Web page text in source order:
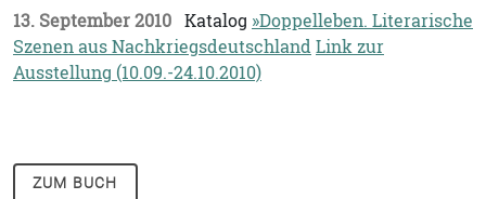
13. September 2010 Katalog »Doppelleben. Literarische
Szenen aus NachkriegsdeutschlandLink zur
Ausstellung (10.09.-24.10.2010)
ZUM BUCH